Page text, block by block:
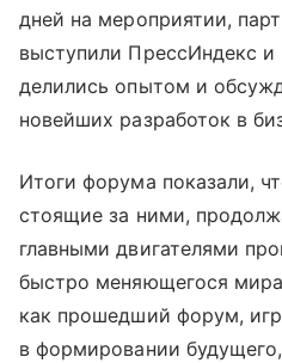
дней на мероприятии,
выступили ПрессИндекс и
делились опытом и
новейших разработок в
Итоги форума показали,
стоящие за ними,
главными двигателями
быстро меняющегося
как прошедший форум,
в формировании